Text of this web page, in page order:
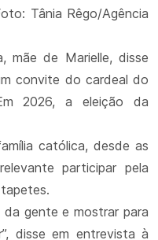
Tânia Rêgo/Agência
mãe de Marielle, disse
convite do cardeal do
2026, a eleição da
católica, desde as
participar pela
gente e mostrar para
disse em entrevista à